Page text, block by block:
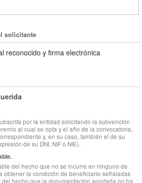
solicitante
reconocido y firma electrónica
por la entidad solicitando la subvención
al cual se opta y el año de la convocatoria,
y, en su caso, también el de su
de su DNI, NIF o NIE).
del hecho que no se incurre en ninguno de
obtener la condición de beneficiario señaladas
hecho que la documentación aportada no ha